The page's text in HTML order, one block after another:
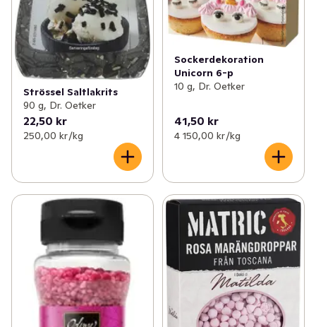
Strössel Saltlakrits
90 g, Dr. Oetker
22,50 kr
250,00 kr /kg
Sockerdekoration
Unicorn 6-p
10 g, Dr. Oetker
41,50 kr
4 150,00 kr /kg